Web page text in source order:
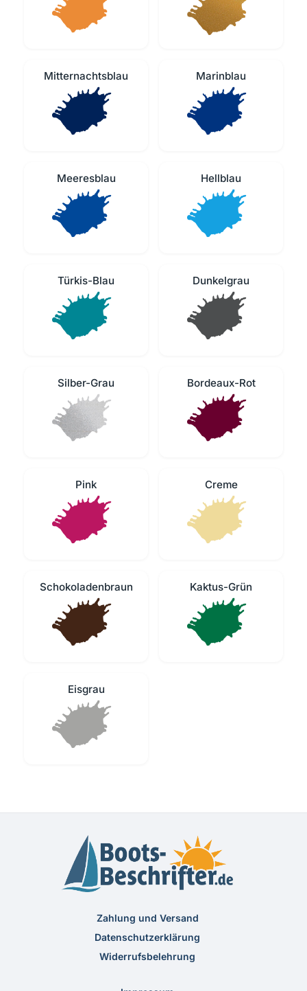
Mitternachtsblau Marinblau
Meeresblau Hellblau
Türkis-Blau Dunkelgrau
Silber-Grau Bordeaux-Rot
Pink Creme
Schokoladenbraun Kaktus-Grün
Eisgrau
Zahlung und Versand
Datenschutzerklärung
Widerrufsbelehrung